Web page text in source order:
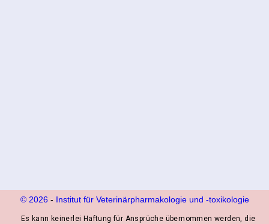
© 2026- Institut für Veterinärpharmakologie und ‑toxikologie
Es kann keinerlei Haftung für Ansprüche übernommen werden, die